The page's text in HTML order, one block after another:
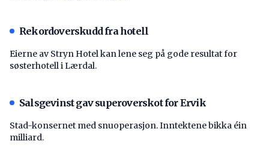
Rekordoverskudd fra hotell
Eierne av Stryn Hotel kan lene seg på gode resultat for
søsterhotell i Lærdal.
Salsgevinst gav superoverskot for Ervik
Stad-konsernet med snuoperasjon. Inntektene bikka éin
milliard.